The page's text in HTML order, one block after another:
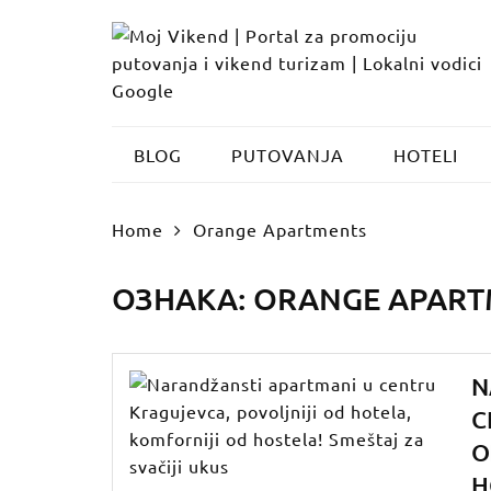
BLOG PUTOVANJA HOTELI
Home Orange Apartments
ОЗНАКА: ORANGE